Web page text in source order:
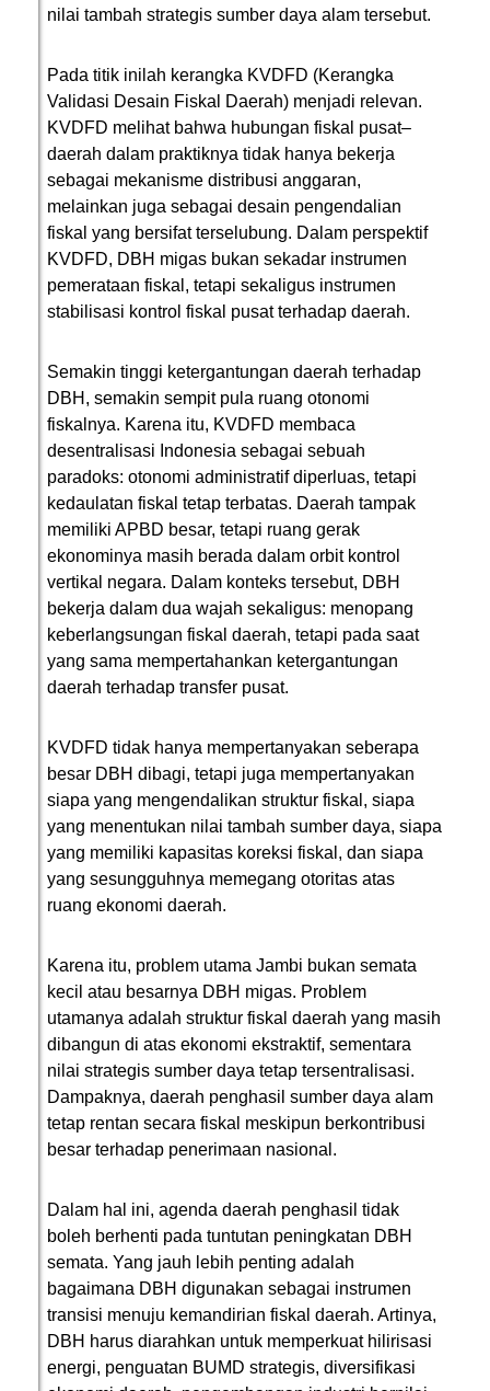
nilai tambah strategis sumber daya alam tersebut.
Pada titik inilah kerangka KVDFD (Kerangka
Validasi Desain Fiskal Daerah) menjadi relevan.
KVDFD melihat bahwa hubungan fiskal pusat–
daerah dalam praktiknya tidak hanya bekerja
sebagai mekanisme distribusi anggaran,
melainkan juga sebagai desain pengendalian
fiskal yang bersifat terselubung. Dalam perspektif
KVDFD, DBH migas bukan sekadar instrumen
pemerataan fiskal, tetapi sekaligus instrumen
stabilisasi kontrol fiskal pusat terhadap daerah.
Semakin tinggi ketergantungan daerah terhadap
DBH, semakin sempit pula ruang otonomi
fiskalnya. Karena itu, KVDFD membaca
desentralisasi Indonesia sebagai sebuah
paradoks: otonomi administratif diperluas, tetapi
kedaulatan fiskal tetap terbatas. Daerah tampak
memiliki APBD besar, tetapi ruang gerak
ekonominya masih berada dalam orbit kontrol
vertikal negara. Dalam konteks tersebut, DBH
bekerja dalam dua wajah sekaligus: menopang
keberlangsungan fiskal daerah, tetapi pada saat
yang sama mempertahankan ketergantungan
daerah terhadap transfer pusat.
KVDFD tidak hanya mempertanyakan seberapa
besar DBH dibagi, tetapi juga mempertanyakan
siapa yang mengendalikan struktur fiskal, siapa
yang menentukan nilai tambah sumber daya, siapa
yang memiliki kapasitas koreksi fiskal, dan siapa
yang sesungguhnya memegang otoritas atas
ruang ekonomi daerah.
Karena itu, problem utama Jambi bukan semata
kecil atau besarnya DBH migas. Problem
utamanya adalah struktur fiskal daerah yang masih
dibangun di atas ekonomi ekstraktif, sementara
nilai strategis sumber daya tetap tersentralisasi.
Dampaknya, daerah penghasil sumber daya alam
tetap rentan secara fiskal meskipun berkontribusi
besar terhadap penerimaan nasional.
Dalam hal ini, agenda daerah penghasil tidak
boleh berhenti pada tuntutan peningkatan DBH
semata. Yang jauh lebih penting adalah
bagaimana DBH digunakan sebagai instrumen
transisi menuju kemandirian fiskal daerah. Artinya,
DBH harus diarahkan untuk memperkuat hilirisasi
energi, penguatan BUMD strategis, diversifikasi